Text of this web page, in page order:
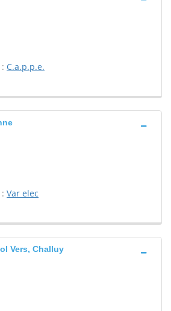
C.a.p.p.e.
Var elec
Vers, Challuy